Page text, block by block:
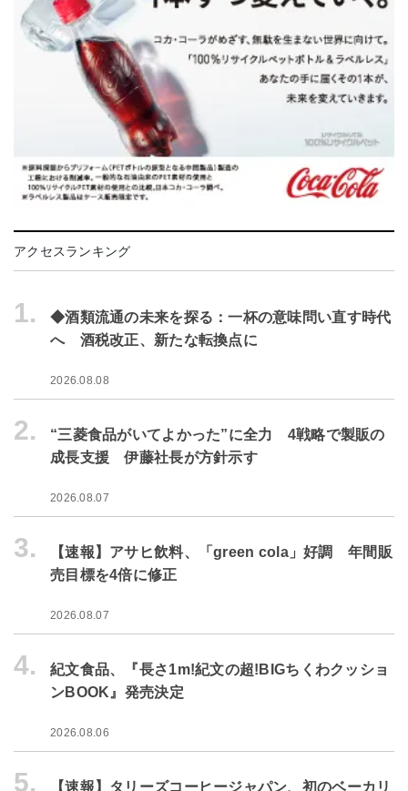
アクセスランキング
1.
◆酒類流通の未来を探る：一杯の意味問い直す時代
へ 酒税改正、新たな転換点に
2026.08.08
2.
“三菱食品がいてよかった”に全力 4戦略で製販の
成長支援 伊藤社長が方針示す
2026.08.07
3.
【速報】アサヒ飲料、「green cola」好調 年間販
売目標を4倍に修正
2026.08.07
4.
紀文食品、『長さ1m!紀文の超!BIGちくわクッショ
ンBOOK』発売決定
2026.08.06
5. 【速報】タリーズコーヒージャパン、初のベーカリ